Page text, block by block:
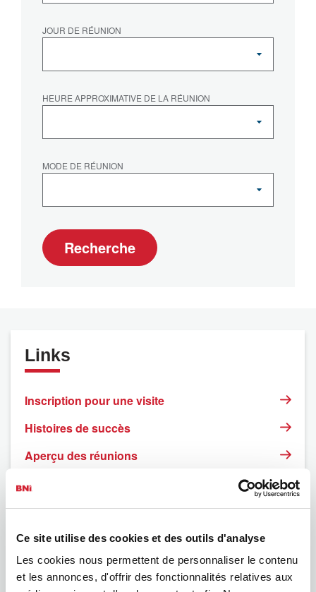
Ce site utilise des cookies et des outils d'analyse
Les cookies nous permettent de personnaliser le contenu
et les annonces, d'offrir des fonctionnalités relatives aux
JOUR DE RÉUNION
HEURE APPROXIMATIVE DE LA RÉUNION
MODE DE RÉUNION
Recherche
Links
Inscription pour une visite
Histoires de succès
Aperçu des réunions
Événements
Trouver des entrepreneurs BNI
FAQ
Mentions légales